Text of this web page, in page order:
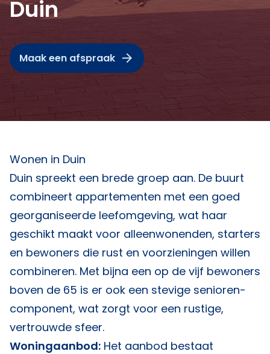
Duin
Maak een afspraak
Wonen in Duin
Duin spreekt een brede groep aan. De buurt
combineert appartementen met een goed
georganiseerde leefomgeving, wat haar
geschikt maakt voor alleenwonenden, starters
en bewoners die rust en voorzieningen willen
combineren. Met bijna een op de vijf bewoners
boven de 65 is er ook een stevige senioren-
component, wat zorgt voor een rustige,
vertrouwde sfeer.
Woningaanbod: Het aanbod bestaat